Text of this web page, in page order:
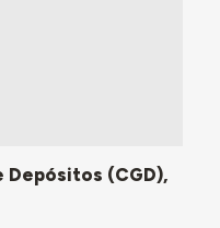
Depósitos (CGD),